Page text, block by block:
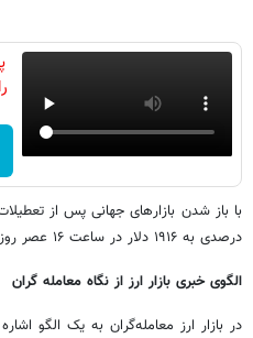
درصدی به ۱۹۱۶ دلار در ساعت ۱۶ عصر روز گذشته رسید.
الگوی خبری بازار ارز از نگاه معامله گران